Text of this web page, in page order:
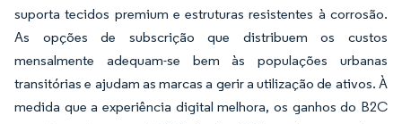
suporta tecidos premium e estruturas resistentes à corrosão.
As opções de subscrição que distribuem os custos
mensalmente adequam-se bem às populações urbanas
transitórias e ajudam as marcas a gerir a utilização de ativos. À
medida que a experiência digital melhora, os ganhos do B2C